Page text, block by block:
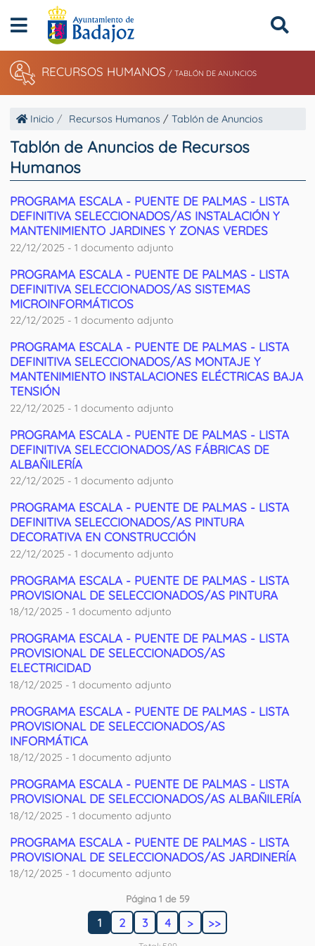
RECURSOS HUMANOS / TABLÓN DE ANUNCIOS
Inicio Recursos Humanos / Tablón de Anuncios
Tablón de Anuncios de Recursos
Humanos
PROGRAMA ESCALA - PUENTE DE PALMAS - LISTA
DEFINITIVA SELECCIONADOS/AS INSTALACIÓN Y
MANTENIMIENTO JARDINES Y ZONAS VERDES
22/12/2025 - 1 documento adjunto
PROGRAMA ESCALA - PUENTE DE PALMAS - LISTA
DEFINITIVA SELECCIONADOS/AS SISTEMAS
MICROINFORMÁTICOS
22/12/2025 - 1 documento adjunto
PROGRAMA ESCALA - PUENTE DE PALMAS - LISTA
DEFINITIVA SELECCIONADOS/AS MONTAJE Y
MANTENIMIENTO INSTALACIONES ELÉCTRICAS BAJA
TENSIÓN
22/12/2025 - 1 documento adjunto
PROGRAMA ESCALA - PUENTE DE PALMAS - LISTA
DEFINITIVA SELECCIONADOS/AS FÁBRICAS DE
ALBAÑILERÍA
22/12/2025 - 1 documento adjunto
PROGRAMA ESCALA - PUENTE DE PALMAS - LISTA
DEFINITIVA SELECCIONADOS/AS PINTURA
DECORATIVA EN CONSTRUCCIÓN
22/12/2025 - 1 documento adjunto
PROGRAMA ESCALA - PUENTE DE PALMAS - LISTA
PROVISIONAL DE SELECCIONADOS/AS PINTURA
18/12/2025 - 1 documento adjunto
PROGRAMA ESCALA - PUENTE DE PALMAS - LISTA
PROVISIONAL DE SELECCIONADOS/AS
ELECTRICIDAD
18/12/2025 - 1 documento adjunto
PROGRAMA ESCALA - PUENTE DE PALMAS - LISTA
PROVISIONAL DE SELECCIONADOS/AS
INFORMÁTICA
18/12/2025 - 1 documento adjunto
PROGRAMA ESCALA - PUENTE DE PALMAS - LISTA
PROVISIONAL DE SELECCIONADOS/AS ALBAÑILERÍA
18/12/2025 - 1 documento adjunto
PROGRAMA ESCALA - PUENTE DE PALMAS - LISTA
PROVISIONAL DE SELECCIONADOS/AS JARDINERÍA
18/12/2025 - 1 documento adjunto
Página 1 de 59
1 2 3 4 > >>